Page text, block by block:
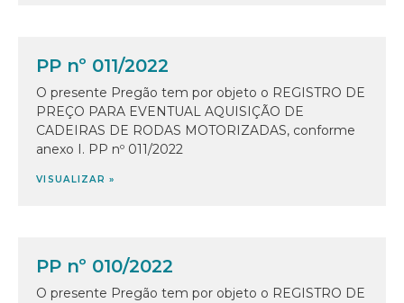
PP nº 011/2022
O presente Pregão tem por objeto o REGISTRO DE
PREÇO PARA EVENTUAL AQUISIÇÃO DE
CADEIRAS DE RODAS MOTORIZADAS, conforme
anexo I. PP nº 011/2022
VISUALIZAR »
PP nº 010/2022
O presente Pregão tem por objeto o REGISTRO DE